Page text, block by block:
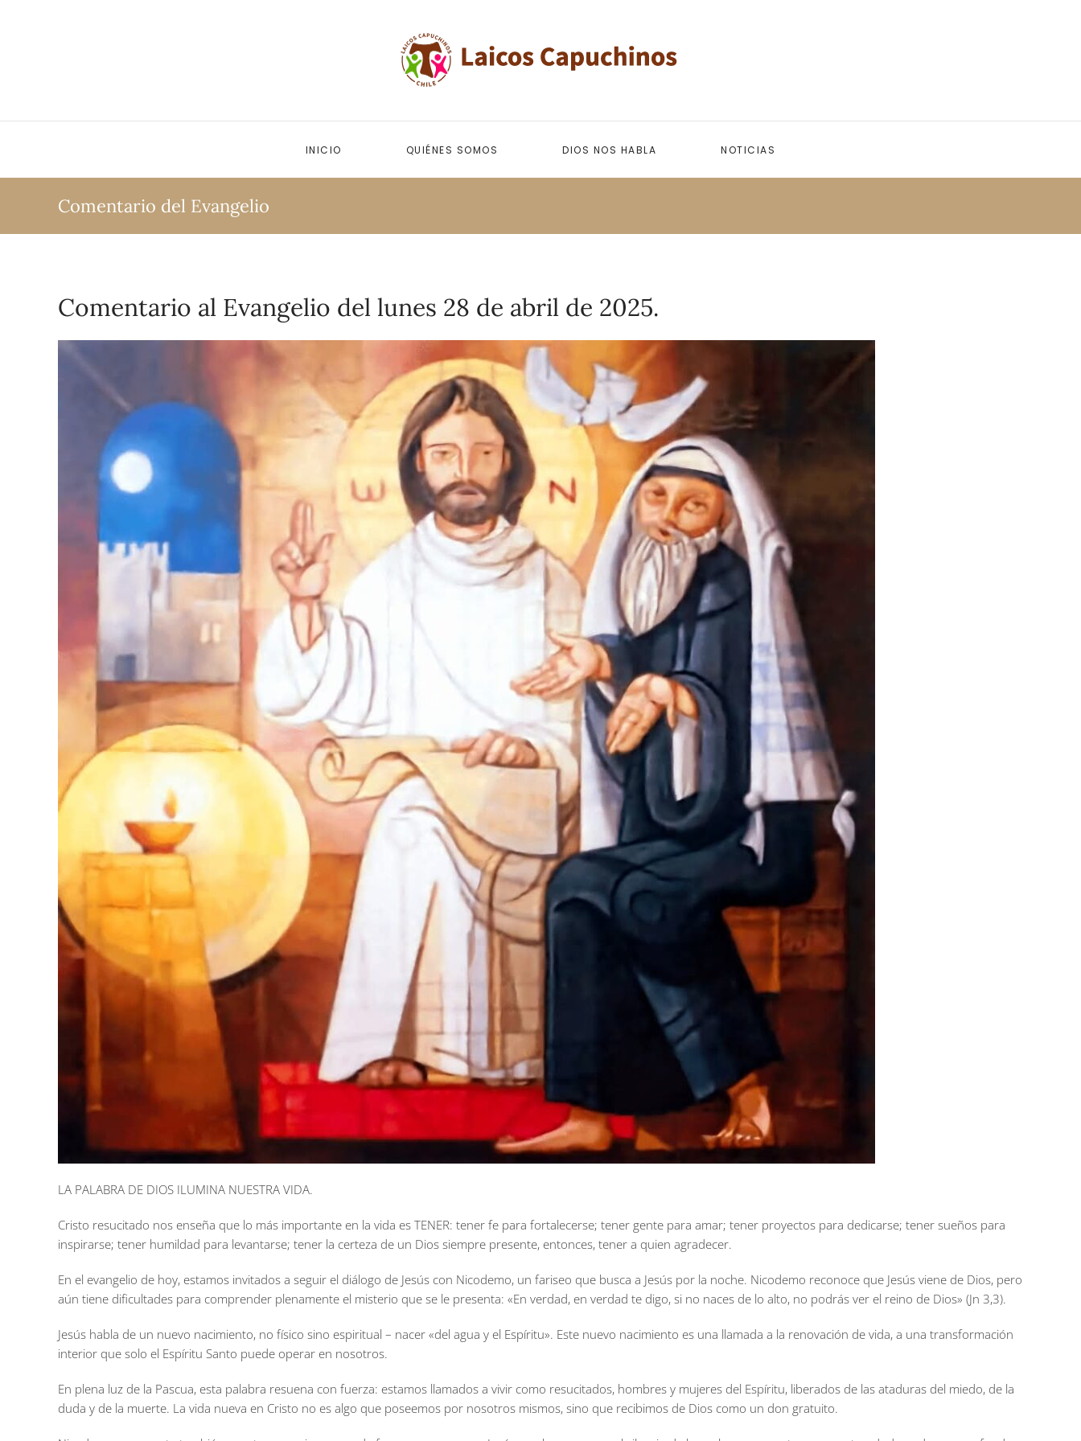
INICIO QUIÉNES SOMOS DIOS NOS HABLA NOTICIAS
Comentario del Evangelio
Comentario al Evangelio del lunes 28 de abril de 2025.
LA PALABRA DE DIOS ILUMINA NUESTRA VIDA.
Cristo resucitado nos enseña que lo más importante en la vida es TENER: tener fe para fortalecerse; tener gente para amar; tener proyectos para dedicarse; tener sueños para
inspirarse; tener humildad para levantarse; tener la certeza de un Dios siempre presente, entonces, tener a quien agradecer.
En el evangelio de hoy, estamos invitados a seguir el diálogo de Jesús con Nicodemo, un fariseo que busca a Jesús por la noche. Nicodemo reconoce que Jesús viene de Dios, pero
aún tiene dificultades para comprender plenamente el misterio que se le presenta: «En verdad, en verdad te digo, si no naces de lo alto, no podrás ver el reino de Dios» (Jn 3,3).
Jesús habla de un nuevo nacimiento, no físico sino espiritual – nacer «del agua y el Espíritu». Este nuevo nacimiento es una llamada a la renovación de vida, a una transformación
interior que solo el Espíritu Santo puede operar en nosotros.
En plena luz de la Pascua, esta palabra resuena con fuerza: estamos llamados a vivir como resucitados, hombres y mujeres del Espíritu, liberados de las ataduras del miedo, de la
duda y de la muerte. La vida nueva en Cristo no es algo que poseemos por nosotros mismos, sino que recibimos de Dios como un don gratuito.